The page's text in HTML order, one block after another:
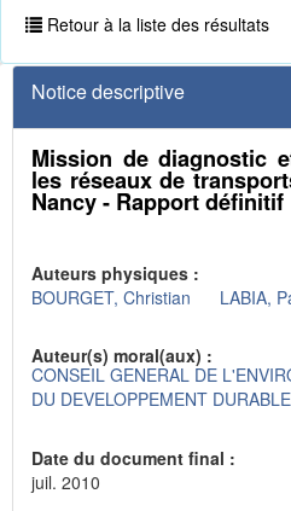
Retour à la liste des résultats
Notice descriptive
Mission de diagnostic
les réseaux de
Nancy - Rapport définitif
Auteurs physiques :
BOURGET, Christian
LABIA,
Auteur(s) moral(aux) :
CONSEIL GENERAL DE
DU DEVELOPPEMENT
Date du document final :
juil. 2010